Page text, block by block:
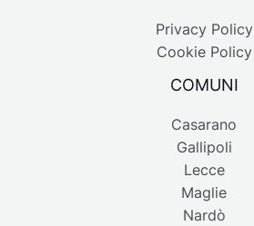
Privacy Policy
Cookie Policy
COMUNI
Casarano
Gallipoli
Lecce
Maglie
Nardò